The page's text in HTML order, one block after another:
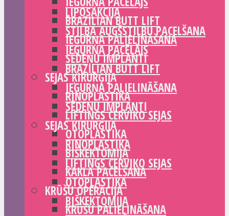
BRAZILIAN BUTT LIFT
IEGURŅA PALIELINĀŠANA
SĒDEŅU IMPLANTI
SEJAS ĶIRURĢIJA
RINOPLASTIKA
LIFTINGS CERVIKO SEJAS
OTOPLASTIKA
BIŠKEKTOMIJA
KAKLA PACELŠANA
KRŪŠU OPERĀCIJA
KRŪŠU PALIELINĀŠANA
LIPOSAKCIJA
STILBA AUGŠSTILBU PACELŠANA
IEGURŅA PACĒLĀJS
BRAZILIAN BUTT LIFT
IEGURŅA PALIELINĀŠANA
SĒDEŅU IMPLANTI
SEJAS ĶIRURĢIJA
RINOPLASTIKA
LIFTINGS CERVIKO SEJAS
OTOPLASTIKA
BIŠKEKTOMIJA